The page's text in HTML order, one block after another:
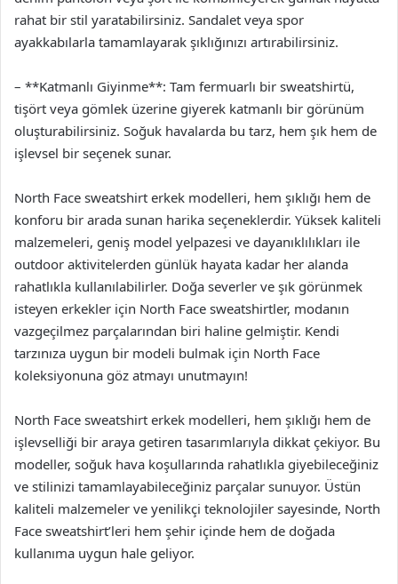
rahat bir stil yaratabilirsiniz. Sandalet veya spor
ayakkabılarla tamamlayarak şıklığınızı artırabilirsiniz.
– **Katmanlı Giyinme**: Tam fermuarlı bir sweatshirtü,
tişört veya gömlek üzerine giyerek katmanlı bir görünüm
oluşturabilirsiniz. Soğuk havalarda bu tarz, hem şık hem de
işlevsel bir seçenek sunar.
North Face sweatshirt erkek modelleri, hem şıklığı hem de
konforu bir arada sunan harika seçeneklerdir. Yüksek kaliteli
malzemeleri, geniş model yelpazesi ve dayanıklılıkları ile
outdoor aktivitelerden günlük hayata kadar her alanda
rahatlıkla kullanılabilirler. Doğa severler ve şık görünmek
isteyen erkekler için North Face sweatshirtler, modanın
vazgeçilmez parçalarından biri haline gelmiştir. Kendi
tarzınıza uygun bir modeli bulmak için North Face
koleksiyonuna göz atmayı unutmayın!
North Face sweatshirt erkek modelleri, hem şıklığı hem de
işlevselliği bir araya getiren tasarımlarıyla dikkat çekiyor. Bu
modeller, soğuk hava koşullarında rahatlıkla giyebileceğiniz
ve stilinizi tamamlayabileceğiniz parçalar sunuyor. Üstün
kaliteli malzemeler ve yenilikçi teknolojiler sayesinde, North
Face sweatshirt’leri hem şehir içinde hem de doğada
kullanıma uygun hale geliyor.